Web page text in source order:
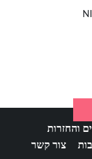
והחזרות
צור קשר